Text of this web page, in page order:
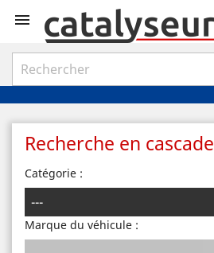

Recherche en cascade
Catégorie :
Marque du véhicule :